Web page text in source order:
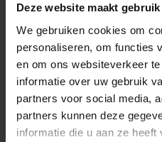
Deze website maakt
We gebruiken cookies om
personaliseren, om functies
en om ons websiteverkeer
informatie over uw gebruik
partners voor social media,
partners kunnen deze
informatie die u aan ze